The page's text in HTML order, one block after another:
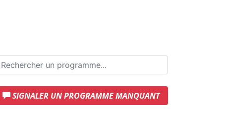
SIGNALER UN PROGRAMME MANQUANT